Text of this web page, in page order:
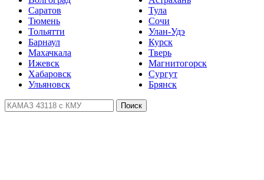
Саратов
Тюмень
Тольятти
Барнаул
Махачкала
Ижевск
Хабаровск
Ульяновск
Тула
Сочи
Улан-Удэ
Курск
Тверь
Магнитогорск
Сургут
Брянск
Поиск